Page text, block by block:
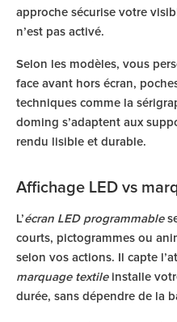
approche sécurise votre
n’est pas activé.
Selon les modèles, vous
face avant hors écran,
techniques comme la
doming s’adaptent aux
rendu lisible et durable.
Affichage LED vs
L’écran LED programmable
courts, pictogrammes ou
selon vos actions. Il capte
marquage textileinstalle
durée, sans dépendre de la